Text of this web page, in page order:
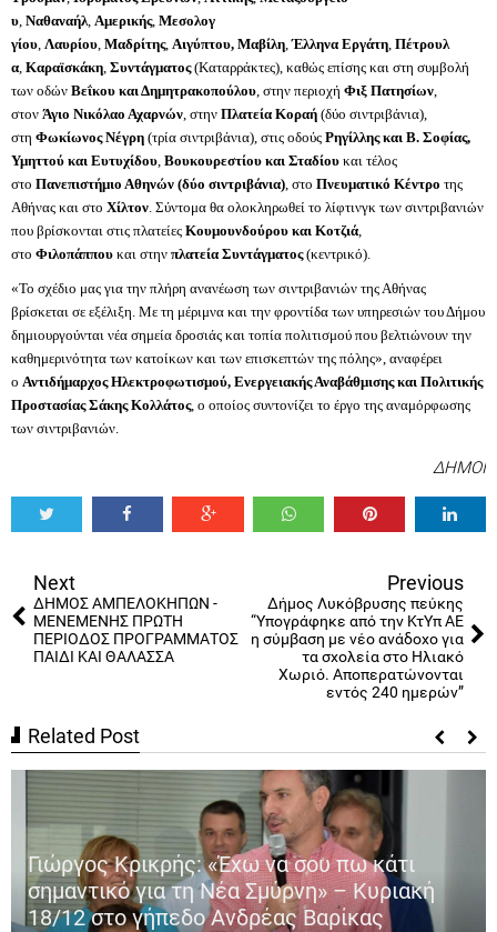
υ Ναθαναήλ Αμερικής, Μεσολογ
γίου Λαυρίου Μαδρίτης, Αιγύπτου, Μαβίλη ,Έλληνα Εργάτη Πέτρουλ
α Καραϊσκάκη Συντάγματος(Καταρράκτες), καθώς επίσης και στη συμβολή
των οδών Βεΐκου και Δημητρακοπούλου , στην περιοχή Φιξ Πατησίων
στον Άγιο Νικόλαο Αχαρνών , στην Πλατεία Κοραή (δύο σιντριβάνια),
στη Φωκίωνος Νέγρη (τρία σιντριβάνια), στις οδούς Ρηγίλλης και Β. Σοφίας,
Υμηττού και Ευτυχίδου Βουκουρεστίου και Σταδίου και τέλος
στο Πανεπιστήμιο Αθηνών (δύο σιντριβάνια) , στο Πνευματικό Κέντρο της
Αθήνας και στο Χίλτον . Σύντομα θα ολοκληρωθεί το λίφτινγκ των σιντριβανιών
που βρίσκονται στις πλατείες Κουμουνδούρου και Κοτζιά
στο Φιλοπάππου και στην πλατεία Συντάγματος(κεντρικό).
«Το σχέδιο μας για την πλήρη ανανέωση των σιντριβανιών της Αθήνας
βρίσκεται σε εξέλιξη. Με τη μέριμνα και την φροντίδα των υπηρεσιών του Δήμου
δημιουργούνται νέα σημεία δροσιάς και τοπία πολιτισμού που βελτιώνουν την
καθημερινότητα των κατοίκων και των επισκεπτών της πόλης», αναφέρει
ο Αντιδήμαρχος Ηλεκτροφωτισμού, Ενεργειακής Αναβάθμισης και Πολιτικής
Προστασίας Σάκης Κολλάτος, ο οποίος συντονίζει το έργο της αναμόρφωσης
των σιντριβανιών.
ΔΗΜΟΙ
Next
ΔΗΜΟΣ ΑΜΠΕΛΟΚΗΠΩΝ -
ΜΕΝΕΜΕΝΗΣ ΠΡΩΤΗ
ΠΕΡΙΟΔΟΣ ΠΡΟΓΡΑΜΜΑΤΟΣ
ΠΑΙΔΙ ΚΑΙ ΘΑΛΑΣΣΑ
Previous
Δήμος Λυκόβρυσης πεύκης
“Υπογράφηκε από την ΚτΥπ ΑΕ
η σύμβαση με νέο ανάδοχο για
τα σχολεία στο Ηλιακό
Χωριό. Αποπερατώνονται
εντός 240 ημερών”
Related Post
Γιώργος Κρικρής: «Έχω να σου πω κάτι
σημαντικό για τη Νέα Σμύρνη» – Κυριακή
18/12 στο γήπεδο Ανδρέας Βαρίκας